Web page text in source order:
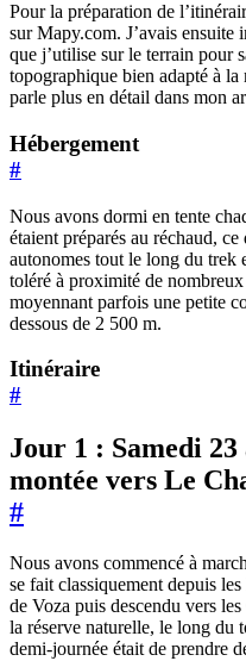
Pour la préparation de
sur Mapy.com. J’avais
que j’utilise sur le terrain pour
topographique bien adapté à
parle plus en détail dans mon
Hébergement
#
Nous avons dormi en tente
étaient préparés au réchaud,
autonomes tout le long du trek
toléré à proximité de
moyennant parfois une petite
dessous de 2 500 m.
Itinéraire
#
Jour 1 : Samedi
montée vers Le
#
Nous avons commencé à
se fait classiquement depuis
de Voza puis descendu vers
la réserve naturelle, le long du
demi-journée était de prendre